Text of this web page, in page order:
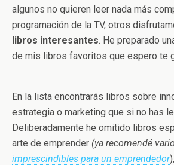
algunos no quieren leer nada más
programación de la TV, otros
libros interesantes. He preparado
de mis libros favoritos que espero te
En la lista encontrarás libros sobre
estrategia o marketing que si no has
Deliberadamente he omitido libros
arte de emprender (ya recomendé
imprescindibles para un emprendedor